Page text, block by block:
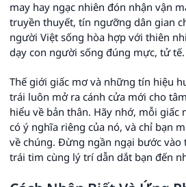
may hay ngạc nhiên đón nhận vận
truyền thuyết, tín ngưỡng dân gian
người Việt sống hòa hợp với thiên
dạy con người sống đúng mực, tử tế.
Thế giới giấc mơ và những tín hiệu
trái luôn mở ra cánh cửa mới cho
hiểu về bản thân. Hãy nhớ, mỗi
có ý nghĩa riêng của nó, và chỉ bạn
về chúng. Đừng ngần ngại bước vào
trái tim cùng lý trí dẫn dắt bạn đến